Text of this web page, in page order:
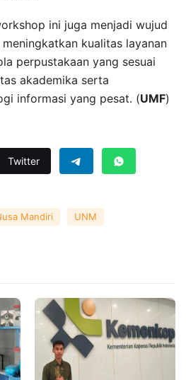
ini juga menjadi wujud
kualitas layanan
perpustakaan yang sesuai
akademika serta
informasi yang pesat. (UMF)
Twitter
Mandiri UNM